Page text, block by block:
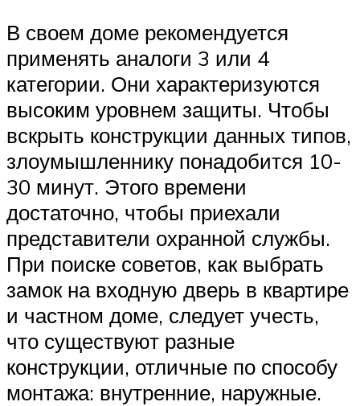
В своем доме рекомендуется
применять аналоги 3 или 4
категории. Они характеризуются
высоким уровнем защиты. Чтобы
вскрыть конструкции данных типов,
злоумышленнику понадобится 10-
30 минут. Этого времени
достаточно, чтобы приехали
представители охранной службы.
При поиске советов, как выбрать
замок на входную дверь в квартире
и частном доме, следует учесть,
что существуют разные
конструкции, отличные по способу
монтажа: внутренние, наружные.